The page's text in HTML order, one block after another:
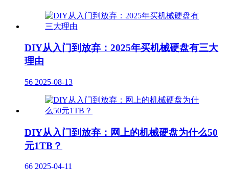
DIY从入门到放弃：2025年买机械硬盘有三大
理由
56 2025-08-13
DIY从入门到放弃：网上的机械硬盘为什么50
元1TB？
66 2025-04-11